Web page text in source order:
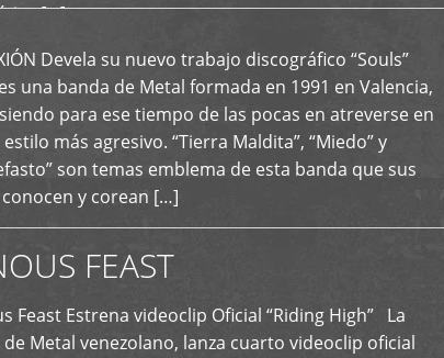
[…]
Devela su nuevo trabajo discográfico “Souls”
una banda de Metal formada en 1991 en Valencia,
para ese tiempo de las pocas en atreverse en
más agresivo. “Tierra Maldita”, “Miedo” y
son temas emblema de esta banda que sus
y corean […]
FEAST
Feast Estrena videoclip Oficial “Riding High” La
Metal venezolano, lanza cuarto videoclip oficial